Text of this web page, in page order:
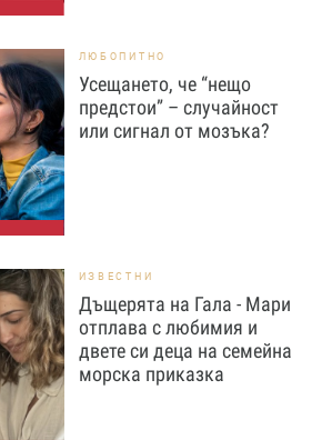
ЛЮБОПИТНО
Усещането, че “нещо
предстои” – случайност
или сигнал от мозъка?
ИЗВЕСТНИ
Дъщерята на Гала - Мари
отплава с любимия и
двете си деца на семейна
морска приказка